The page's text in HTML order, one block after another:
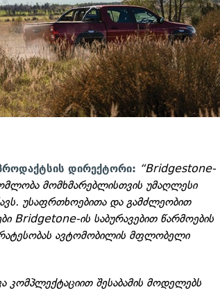
დირექტორი: “Bridgestone-
მომხმარებლისთვის უმაღლესი
უსაფრთხოებითა და გამძლეობით
Bridgetone-ის საბურავებით წარმოების
ავტომობილის მფლობელი
კომპლექტაციით შესაბამის მოდელებს